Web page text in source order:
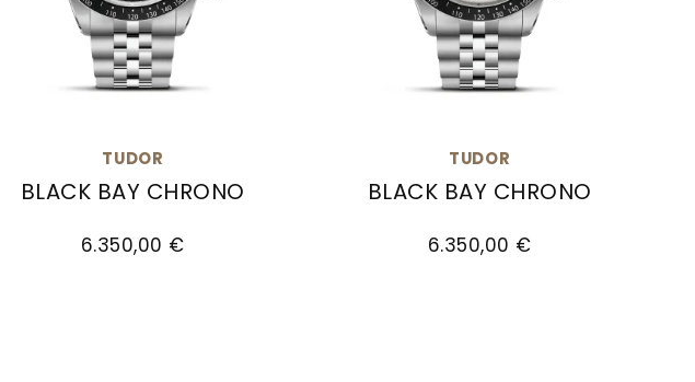
TUDOR
BLACK BAY CHRONO
6.350,00 €
TUDOR
BLACK BAY CHRONO
6.350,00 €